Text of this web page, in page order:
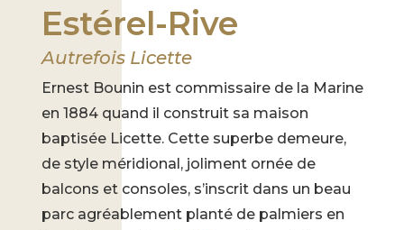
Estérel-Rive
Autrefois Licette
Ernest Bounin est commissaire de la Marine
en 1884 quand il construit sa maison
baptisée Licette. Cette superbe demeure,
de style méridional, joliment ornée de
balcons et consoles, s’inscrit dans un beau
parc agréablement planté de palmiers en